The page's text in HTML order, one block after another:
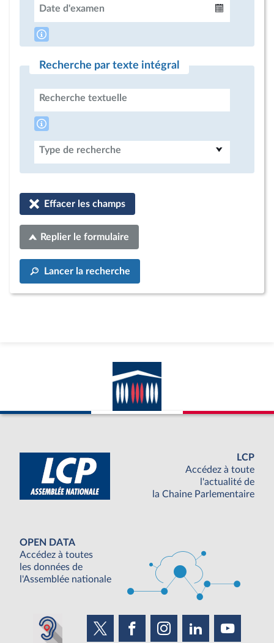
Date d'examen
Recherche par texte intégral
Recherche textuelle
Type de recherche
Effacer les champs
Replier le formulaire
Lancer la recherche
LCP
Accédez à toute
l'actualité de
la Chaine Parlementaire
OPEN DATA
Accédez à toutes
les données de
l'Assemblée nationale